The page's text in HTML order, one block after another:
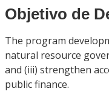
Objetivo de
The program
natural resource
and (iii) strengthen
public finance.